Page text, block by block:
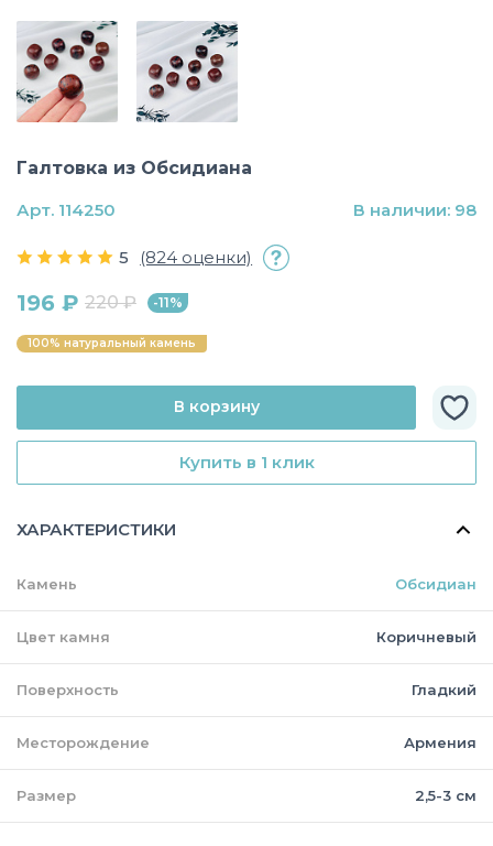
Галтовка из Обсидиана
5 (824 оценки)
196 ₽ 220 ₽ -11%
100% натуральный камень
Купить в 1 клик
В корзину
Арт. 114250 В наличии: 98
ХАРАКТЕРИСТИКИ
Камень Обсидиан
Цвет камня Коричневый
Поверхность Гладкий
Месторождение Армения
Размер 2,5-3 см